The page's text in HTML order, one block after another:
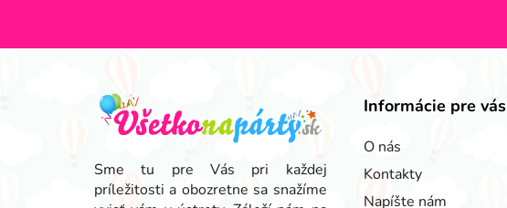
Sme tu pre Vás pri každej
príležitosti a obozretne sa snažíme
Informácie pre vás
O nás
Kontakty
Napíšte nám